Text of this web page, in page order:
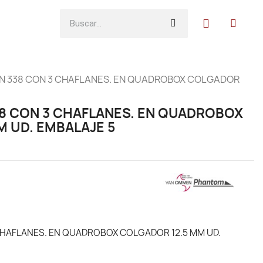
338 CON 3 CHAFLANES. EN QUADROBOX COLGADOR
CON 3 CHAFLANES. EN QUADROBOX
UD. EMBALAJE 5
EN QUADROBOX COLGADOR 12.5 MM UD.